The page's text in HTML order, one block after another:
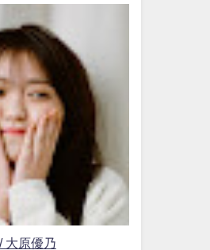
大原優乃